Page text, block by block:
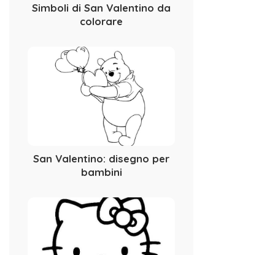
Simboli di San Valentino da
colorare
San Valentino: disegno per
bambini